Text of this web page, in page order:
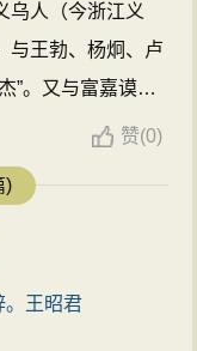
：交河水流向远
动的细沙。如此
城的车水
又“怜”，以致“衣
：
乌人（今浙江义
与王勃、杨炯、卢
”。又与富嘉谟并
徽中为道王李元庆
主簿，仪凤三
事下狱，次年遇
丞，不得志，辞
则天的徐敬业作
赞(0)
)
。王昭君